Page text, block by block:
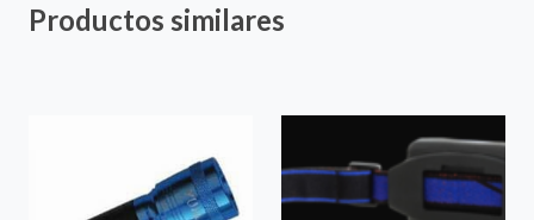
Productos similares